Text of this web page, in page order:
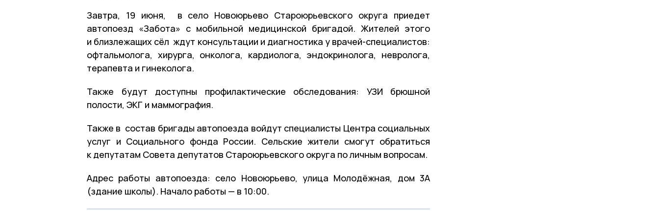
Завтра, 19 июня, в село Новоюрьево Староюрьевского округа приедет
автопоезд «Забота» с мобильной медицинской бригадой. Жителей этого
и близлежащих сёл ждут консультации и диагностика у врачей-специалистов:
офтальмолога, хирурга, онколога, кардиолога, эндокринолога, невролога,
терапевта и гинеколога.
Также будут доступны профилактические обследования: УЗИ брюшной
полости, ЭКГ и маммография.
Также в состав бригады автопоезда войдут специалисты Центра социальных
услуг и Социального фонда России. Сельские жители смогут обратиться
к депутатам Совета депутатов Староюрьевского округа по личным вопросам.
Адрес работы автопоезда: село Новоюрьево, улица Молодёжная, дом 3А
(здание школы). Начало работы — в 10:00.